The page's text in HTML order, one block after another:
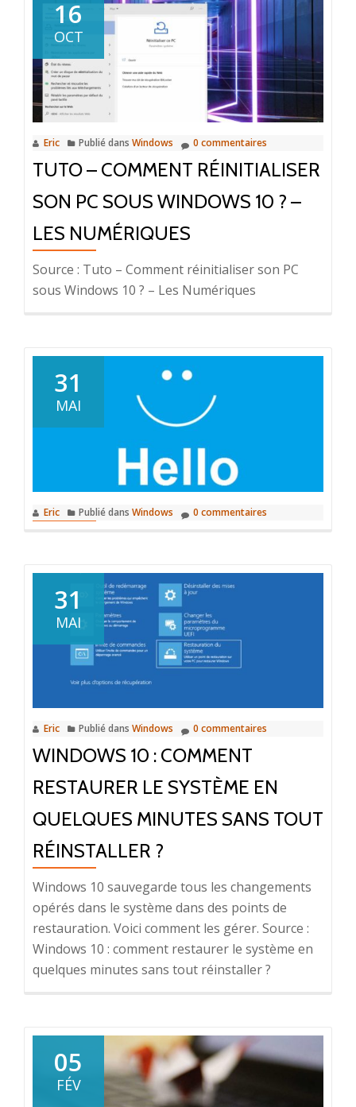
16
OCT
Eric Publié dans Windows 0 commentaires
TUTO – COMMENT RÉINITIALISER
SON PC SOUS WINDOWS 10 ? –
LES NUMÉRIQUES
Source : Tuto – Comment réinitialiser son PC
sous Windows 10 ? – Les Numériques
31
MAI
Eric Publié dans Windows 0 commentaires
31
MAI
Eric Publié dans Windows 0 commentaires
WINDOWS 10 : COMMENT
RESTAURER LE SYSTÈME EN
QUELQUES MINUTES SANS TOUT
RÉINSTALLER ?
Windows 10 sauvegarde tous les changements
opérés dans le système dans des points de
restauration. Voici comment les gérer. Source :
Windows 10 : comment restaurer le système en
quelques minutes sans tout réinstaller ?
05
FÉV